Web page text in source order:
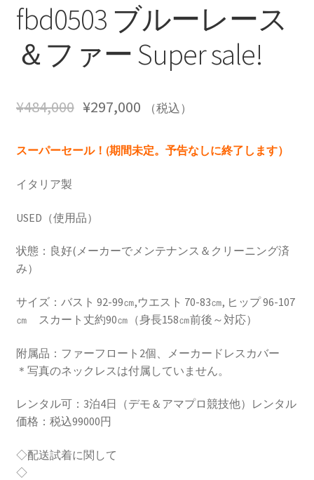
fbd0503 ブルーレース
＆ファー Super sale!
¥484,000 ¥297,000 （税込）
スーパーセール！(期間未定。予告なしに終了します）
イタリア製
USED（使用品）
状態：良好(メーカーでメンテナンス＆クリーニング済
み）
サイズ：バスト 92-99㎝,ウエスト 70-83㎝, ヒップ 96-107
㎝ スカート丈約90㎝（身長158㎝前後～対応）
附属品：ファーフロート2個、メーカードレスカバー
＊写真のネックレスは付属していません。
レンタル可：3泊4日（デモ＆アマプロ競技他）レンタル
価格：税込99000円
◇配送試着に関して
◇